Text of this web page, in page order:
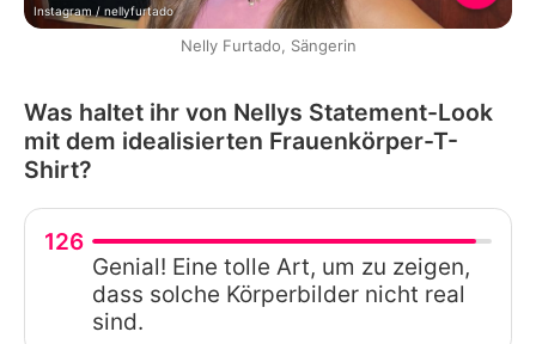
Instagram / nellyfurtado
Nelly Furtado, Sängerin
Was haltet ihr von Nellys Statement-Look
mit dem idealisierten Frauenkörper-T-
Shirt?
126
Genial! Eine tolle Art, um zu zeigen,
dass solche Körperbilder nicht real
sind.